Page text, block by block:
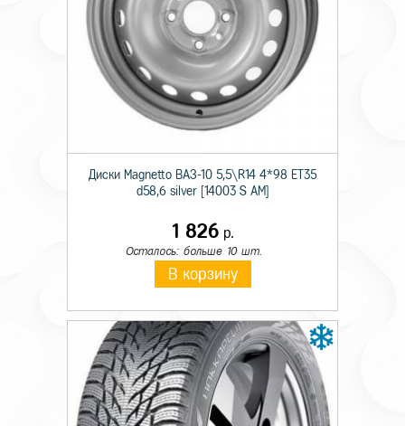
Технические характеристики
Происхождение Отечественная
Индекс нагрузки 156/151
Индекс скорости K
Диски Magnetto ВАЗ-10 5,5\R14 4*98 ET35
d58,6 silver [14003 S AM]
1 826р.
Осталось: больше 10 шт.
В корзину